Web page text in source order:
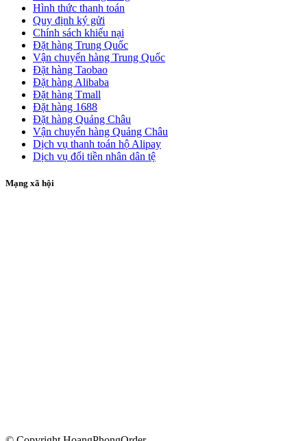
Hình thức thanh toán
Quy định ký gửi
Chính sách khiếu nại
Đặt hàng Trung Quốc
Vận chuyển hàng Trung Quốc
Đặt hàng Taobao
Đặt hàng Alibaba
Đặt hàng Tmall
Đặt hàng 1688
Đặt hàng Quảng Châu
Vận chuyển hàng Quảng Châu
Dịch vụ thanh toán hộ Alipay
Dịch vụ đổi tiền nhân dân tệ
Mạng xã hội